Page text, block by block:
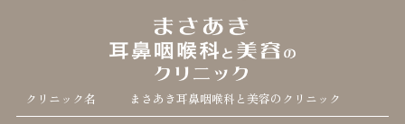
クリニック名 まさあき耳鼻咽喉科と美容のクリニック